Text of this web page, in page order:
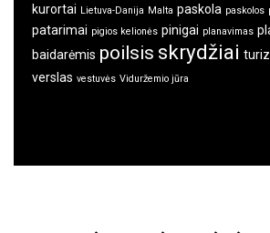
kurortai Lietuva-Danija Malta paskola paskolos
patarimai pigios kelionės pinigai planavimas
baidarėmis poilsis skrydžiai
verslas vestuvės Viduržemio jūra